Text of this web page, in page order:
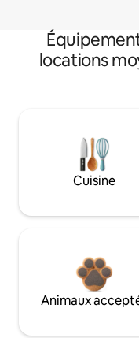
locations
Cuisine
Animaux